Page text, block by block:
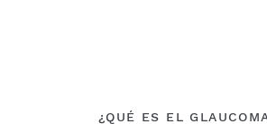
¿QUÉ ES EL